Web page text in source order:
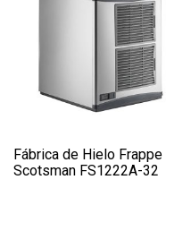
Fábrica de Hielo Frappe
Scotsman FS1222A-32